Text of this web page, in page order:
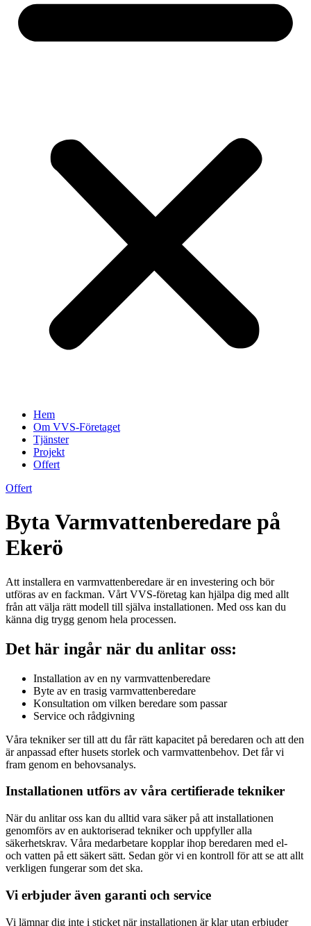
Hem
Om VVS-Företaget
Tjänster
Projekt
Offert
Offert
Byta Varmvattenberedare på
Ekerö
Att installera en varmvattenberedare är en investering och bör
utföras av en fackman. Vårt VVS-företag kan hjälpa dig med allt
från att välja rätt modell till själva installationen. Med oss kan du
känna dig trygg genom hela processen.
Det här ingår när du anlitar oss:
Installation av en ny varmvattenberedare
Byte av en trasig varmvattenberedare
Konsultation om vilken beredare som passar
Service och rådgivning
Våra tekniker ser till att du får rätt kapacitet på beredaren och att den
är anpassad efter husets storlek och varmvattenbehov. Det får vi
fram genom en behovsanalys.
Installationen utförs av våra certifierade tekniker
När du anlitar oss kan du alltid vara säker på att installationen
genomförs av en auktoriserad tekniker och uppfyller alla
säkerhetskrav. Våra medarbetare kopplar ihop beredaren med el-
och vatten på ett säkert sätt. Sedan gör vi en kontroll för att se att allt
verkligen fungerar som det ska.
Vi erbjuder även garanti och service
Vi lämnar dig inte i sticket när installationen är klar utan erbjuder